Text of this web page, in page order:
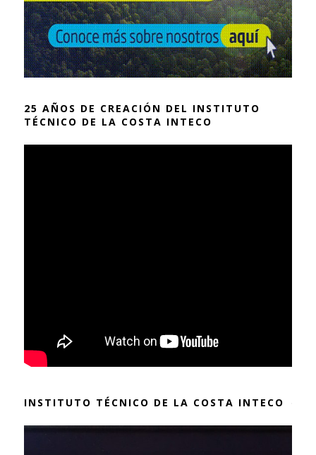
25 AÑOS DE CREACIÓN DEL INSTITUTO
TÉCNICO DE LA COSTA INTECO
INSTITUTO TÉCNICO DE LA COSTA INTECO